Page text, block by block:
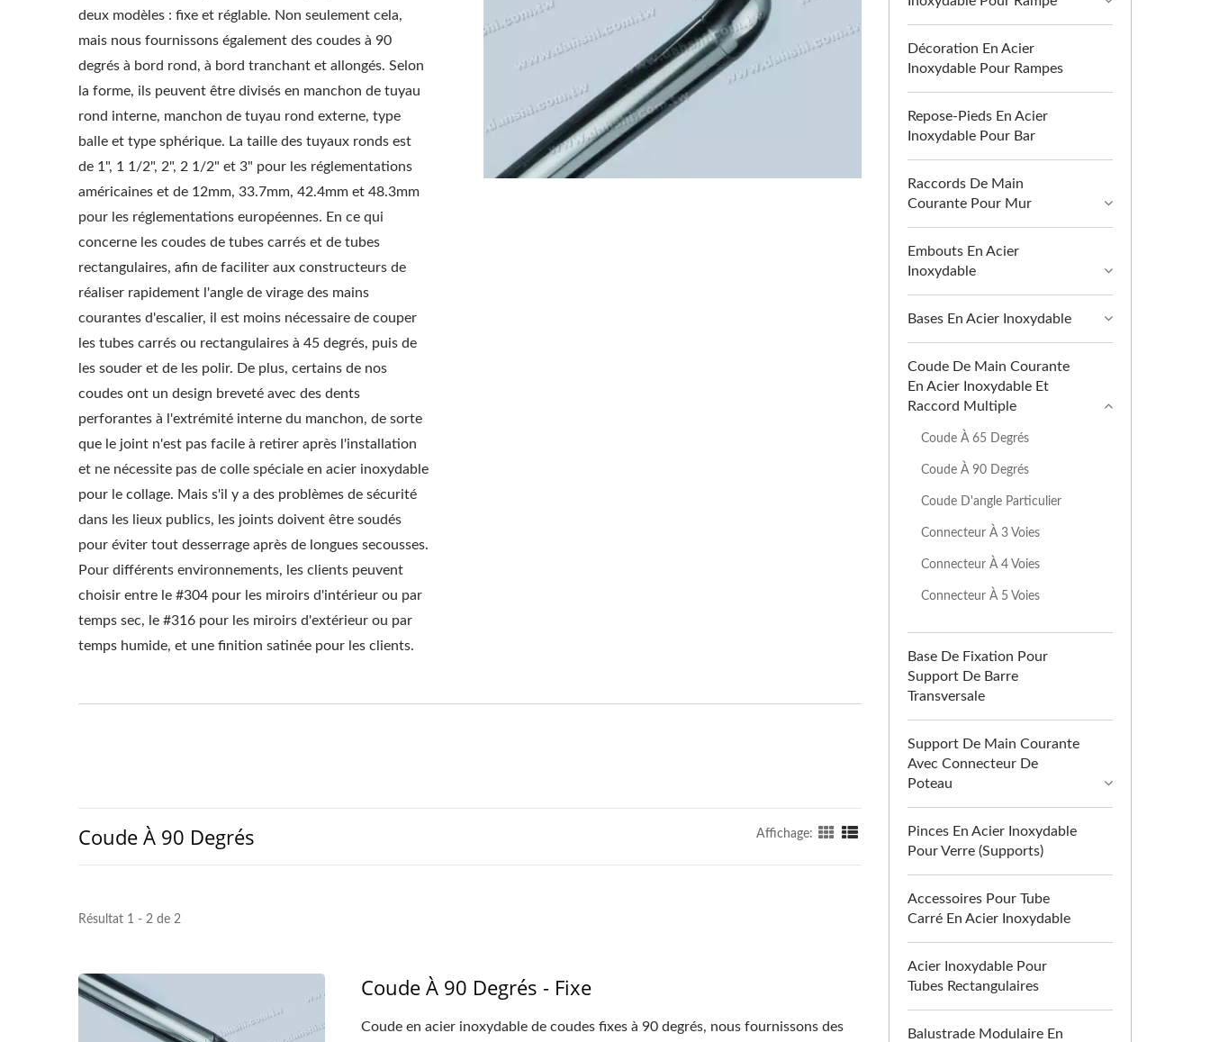
deux modèles : fixe et réglable. Non seulement cela,
mais nous fournissons également des coudes à 90
degrés à bord rond, à bord tranchant et allongés. Selon
la forme, ils peuvent être divisés en manchon de tuyau
rond interne, manchon de tuyau rond externe, type
balle et type sphérique. La taille des tuyaux ronds est
de 1", 1 1/2", 2", 2 1/2" et 3" pour les réglementations
américaines et de 12mm, 33.7mm, 42.4mm et 48.3mm
pour les réglementations européennes. En ce qui
concerne les coudes de tubes carrés et de tubes
rectangulaires, afin de faciliter aux constructeurs de
réaliser rapidement l'angle de virage des mains
courantes d'escalier, il est moins nécessaire de couper
les tubes carrés ou rectangulaires à 45 degrés, puis de
les souder et de les polir. De plus, certains de nos
coudes ont un design breveté avec des dents
perforantes à l'extrémité interne du manchon, de sorte
que le joint n'est pas facile à retirer après l'installation
et ne nécessite pas de colle spéciale en acier inoxydable
pour le collage. Mais s'il y a des problèmes de sécurité
dans les lieux publics, les joints doivent être soudés
pour éviter tout desserrage après de longues secousses.
Pour différents environnements, les clients peuvent
choisir entre le #304 pour les miroirs d'intérieur ou par
temps sec, le #316 pour les miroirs d'extérieur ou par
temps humide, et une finition satinée pour les clients.
Coude À 90 Degrés Affichage:
Résultat 1 - 2 de 2
Coude À 90 Degrés - Fixe
Coude en acier inoxydable de coudes fixes à 90 degrés, nous fournissons des
Décoration En Acier
Inoxydable Pour Rampes
Repose-Pieds En Acier
Inoxydable Pour Bar
Raccords De Main
Courante Pour Mur
Embouts En Acier
Inoxydable
Bases En Acier Inoxydable
Coude De Main Courante
En Acier Inoxydable Et
Raccord Multiple
Coude À 65 Degrés
Coude À 90 Degrés
Coude D'angle Particulier
Connecteur À 3 Voies
Connecteur À 4 Voies
Connecteur À 5 Voies
Base De Fixation Pour
Support De Barre
Transversale
Support De Main Courante
Avec Connecteur De
Poteau
Pinces En Acier Inoxydable
Pour Verre (supports)
Accessoires Pour Tube
Carré En Acier Inoxydable
Acier Inoxydable Pour
Tubes Rectangulaires
Balustrade Modulaire En